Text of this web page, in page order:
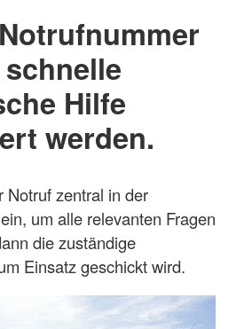
Notrufnummer
Hilfe
werden.
Notruf zentral in der
um alle relevanten Fragen
die zuständige
Einsatz geschickt wird.